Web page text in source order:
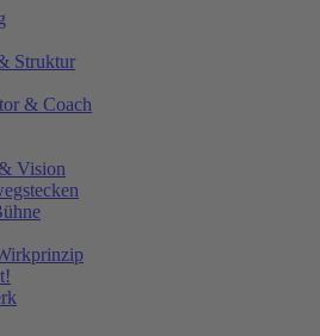
Struktur
& Coach
Vision